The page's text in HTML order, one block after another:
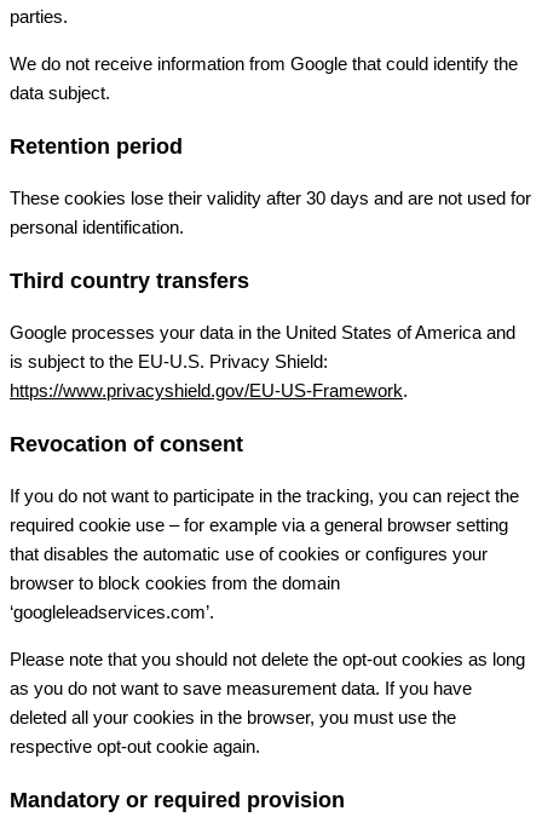
parties.
We do not receive information from Google that could identify the
data subject.
Retention period
These cookies lose their validity after 30 days and are not used for
personal identification.
Third country transfers
Google processes your data in the United States of America and
is subject to the EU-U.S. Privacy Shield:
https://www.privacyshield.gov/EU-US-Framework.
Revocation of consent
If you do not want to participate in the tracking, you can reject the
required cookie use – for example via a general browser setting
that disables the automatic use of cookies or configures your
browser to block cookies from the domain
‘googleleadservices.com’.
Please note that you should not delete the opt-out cookies as long
as you do not want to save measurement data. If you have
deleted all your cookies in the browser, you must use the
respective opt-out cookie again.
Mandatory or required provision